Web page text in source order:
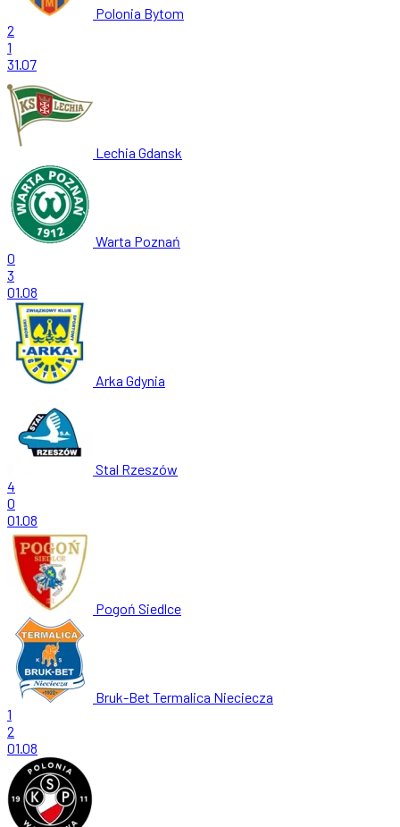
Polonia Bytom
2
1
31.07
Lechia Gdansk
Warta Poznań
0
3
01.08
Arka Gdynia
Stal Rzeszów
4
0
01.08
Pogoń Siedlce
Bruk-Bet Termalica Nieciecza
1
2
01.08